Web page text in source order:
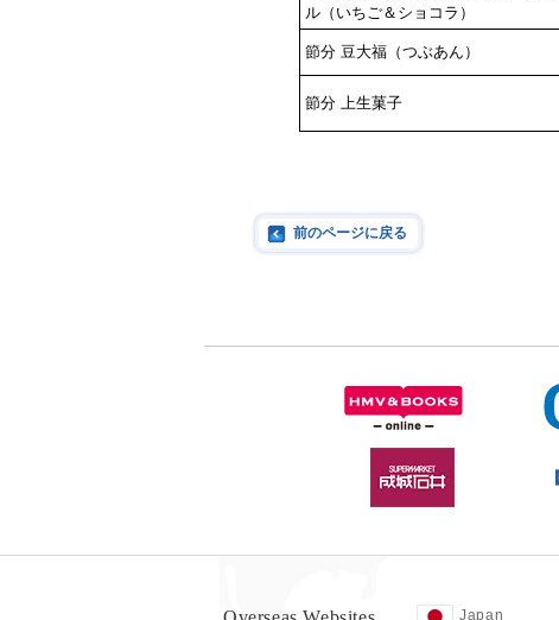
ル（いちご＆ショコラ）
節分 豆大福（つぶあん ）
節分 上生菓子
前のページに戻る
Japan